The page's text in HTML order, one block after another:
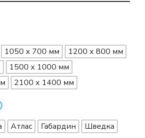
1050 х 700 мм
1200 х 800 мм
1500 х 1000 мм
2100 х 1400 мм
Атлас Габардин Шведка